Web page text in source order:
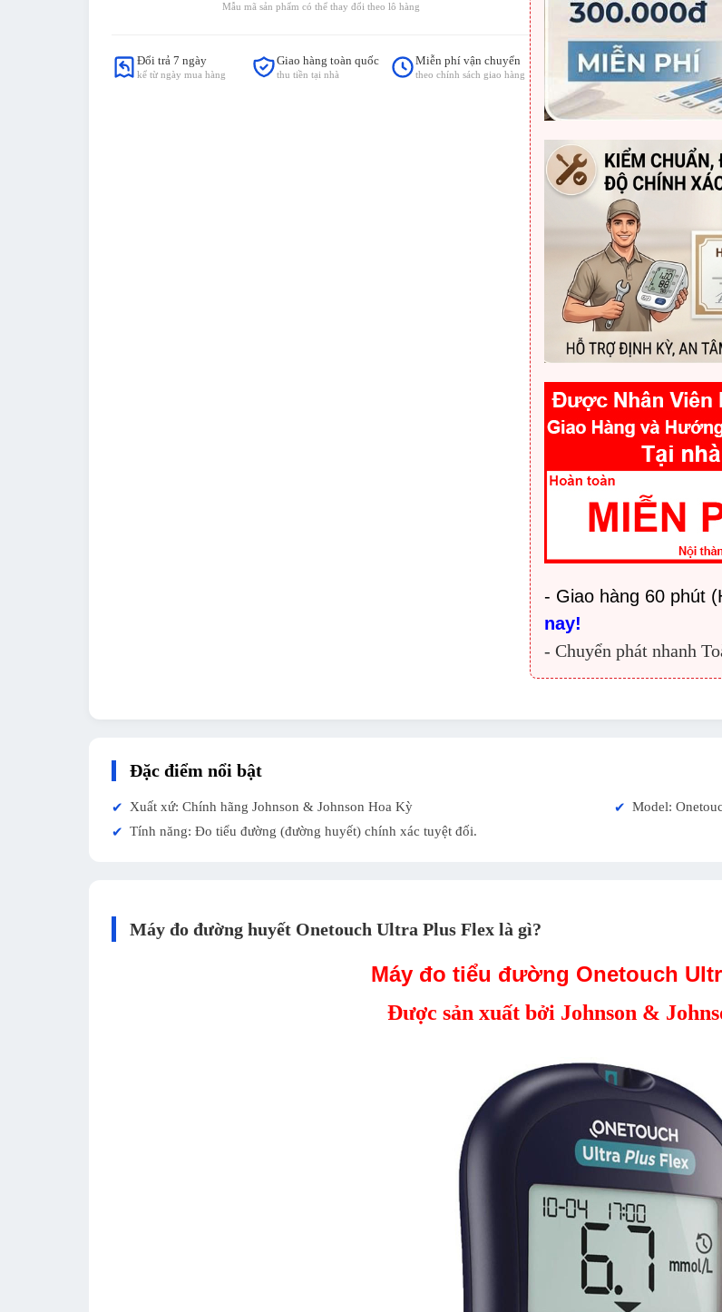
Mẫu mã sản phẩm có thể thay đổi theo lô hàng
Đổi trả 7 ngày
kể từ ngày mua hàng
Giao hàng toàn quốc
thu tiền tại nhà
Miễn phí vận chuyển
theo chính sách giao hàng
- Giao hàng 60 phút
nay!
- Chuyển phát nhanh
Đặc điểm nổi bật
✔ Xuất xứ: Chính hãng Johnson & Johnson Hoa Kỳ ✔ Model:
✔ Tính năng: Đo tiểu đường (đường huyết) chính xác tuyệt đối.
Máy đo đường huyết Onetouch Ultra Plus Flex là gì?
Máy đo tiểu đường Onetouch
Được sản xuất bởi Johnson &